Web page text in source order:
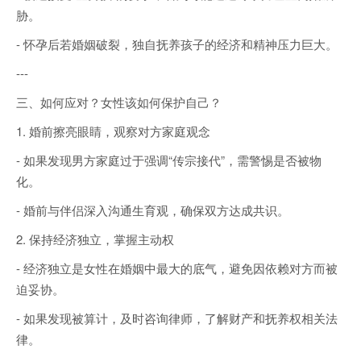
胁。
- 怀孕后若婚姻破裂，独自抚养孩子的经济和精神压力巨大。
---
三、如何应对？女性该如何保护自己？
1. 婚前擦亮眼睛，观察对方家庭观念
- 如果发现男方家庭过于强调“传宗接代”，需警惕是否被物
化。
- 婚前与伴侣深入沟通生育观，确保双方达成共识。
2. 保持经济独立，掌握主动权
- 经济独立是女性在婚姻中最大的底气，避免因依赖对方而被
迫妥协。
- 如果发现被算计，及时咨询律师，了解财产和抚养权相关法
律。